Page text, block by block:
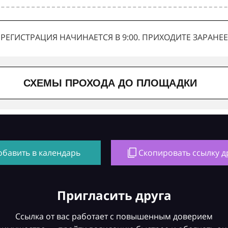
РЕГИСТРАЦИЯ НАЧИНАЕТСЯ В 9:00. ПРИХОДИТЕ ЗАРАНЕЕ
СХЕМЫ ПРОХОДА ДО ПЛОЩАДКИ
в календарь Скопировать ссылку
Пригласить друга
Ссылка от вас работает с повышенным доверием